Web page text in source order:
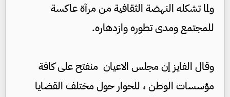
ولما تشكله النهضة الثقافية من مرآة عاكسة
للمجتمع ومدى تطوره وازدهاره.
وقال الفايز إن مجلس الاعيان منفتح على كافة
مؤسسات الوطن ، للحوار حول مختلف القضايا